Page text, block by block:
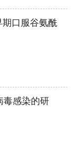
口服谷氨酰
毒感染的研